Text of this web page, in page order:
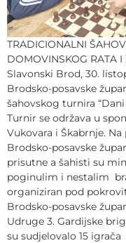
TRADICIONALNI
DOMOVINSKOG RATA
Slavonski Brod, 30.
Brodsko-posavske
šahovskog turnira
Turnir se održava u
Vukovara i Škabrnje.
Brodsko-posavske
prisutne a šahisti su
poginulim i nestalim
organiziran pod
Brodsko-posavske
Udruge 3. Gardijske
su sudjelovalo 15